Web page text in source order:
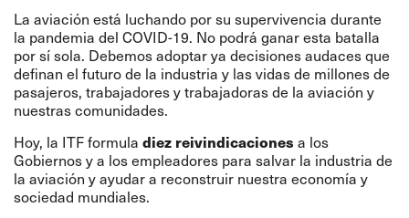
La aviación está luchando por su supervivencia durante
la pandemia del COVID-19. No podrá ganar esta batalla
por sí sola. Debemos adoptar ya decisiones audaces que
definan el futuro de la industria y las vidas de millones de
pasajeros, trabajadores y trabajadoras de la aviación y
nuestras comunidades.
Hoy, la ITF formula diez reivindicaciones a los
Gobiernos y a los empleadores para salvar la industria de
la aviación y ayudar a reconstruir nuestra economía y
sociedad mundiales.